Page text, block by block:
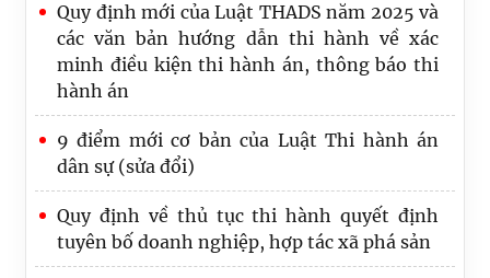
Quy định mới của Luật THADS năm 2025 và
các văn bản hướng dẫn thi hành về xác
minh điều kiện thi hành án, thông báo thi
hành án
9 điểm mới cơ bản của Luật Thi hành án
dân sự (sửa đổi)
Quy định về thủ tục thi hành quyết định
tuyên bố doanh nghiệp, hợp tác xã phá sản
Thi hành án dân sự tỉnh Tuyên Quang phối
hợp với Ngân hàng TMCP Ngoại thương
Việt Nam – Chi nhánh Tuyên Quang tổ